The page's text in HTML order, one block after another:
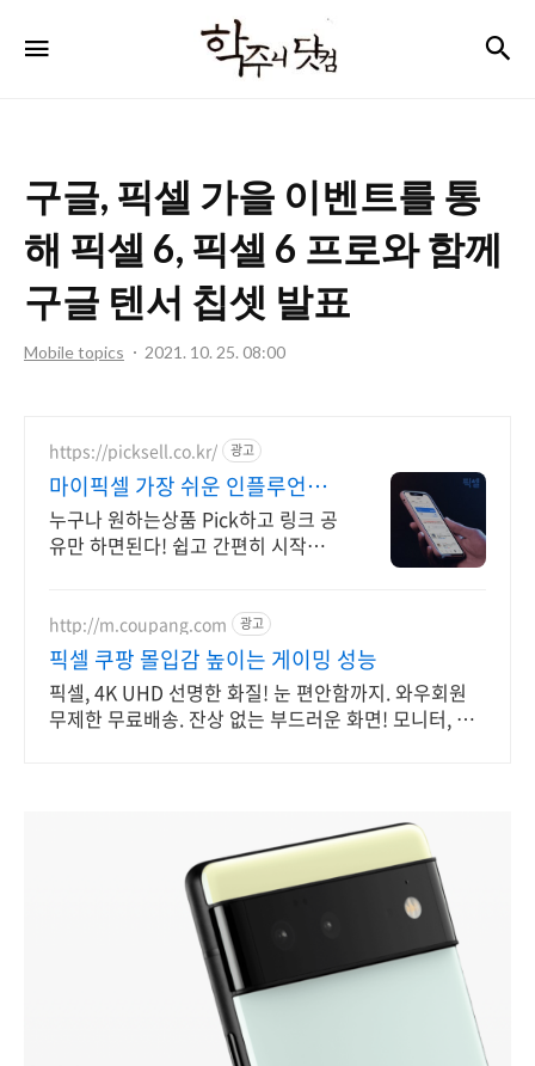
주
컴
구글, 픽셀 가을 이벤트를 통
해 픽셀 6, 픽셀 6 프로와 함께
구글 텐서 칩셋 발표
Mobile topics 2021. 10. 25. 08:00
https://picksell.co.kr/ 광고
마이픽셀 가장 쉬운 인플루언서
커머스
누구나 원하는상품 Pick하고 링크 공
유만 하면된다! 쉽고 간편히 시작하세
보세요!
http://m.coupang.com 광고
픽셀 쿠팡 몰입감 높이는 게이밍 성능
픽셀, 4K UHD 선명한 화질! 눈 편안함까지. 와우회원
무제한 무료배송. 잔상 없는 부드러운 화면! 모니터, 게